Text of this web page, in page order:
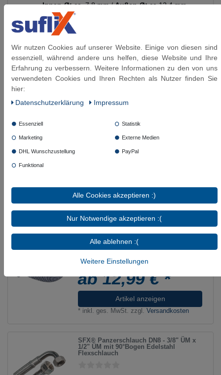
Innen-Ø:ca. 7,8 mm /Außen-Ø:ca.12,4 mm
Biegeradius:
Anschlüsse:
Umflechtung und
1.4301
Gewinde: flachdichtendem Gewinde DIN 228
(G-Gewinde)
Betriebsdruck:bis 10 bar anwendbar
(Raumtemperatur) & Kühlwasser mit Glykol
Beimischung (max. 50%)
Trinkwasser-Eignung: Schlauchleitung gemäß
Diese Artikel könnten Sie auch interessieren:
Spiral-Ablaufschlauch für
Waschmaschine & Spülmaschine, in 6
Längen von 1m bis 3,5m
ab 12,99 € *
Artikel anzeigen
* inkl. ges. MwSt. zzgl.Versandkosten
SFX® Panzerschlauch DN8 - 3/8" ÜM x
1/2" ÜM mit 90°Bogen Edelstahl
Flexschlauch
Wir nutzen Cookies auf unserer Website. Einige von diesen sind
essenziell, während andere uns helfen, diese Website und Ihre
Erfahrung zu verbessern. Weitere Informationen zu den von uns
verwendeten Cookies und Ihren Rechten als Nutzer finden Sie
hier:
Daten­schutz­erklärung
Impressum
Essenziell Statistik
Marketing Externe Medien
DHL Wunschzustellung PayPal
Funktional
Alle Cookies akzeptieren :)
Nur Notwendige akzeptieren :(
Alle ablehnen :(
Weitere Einstellungen